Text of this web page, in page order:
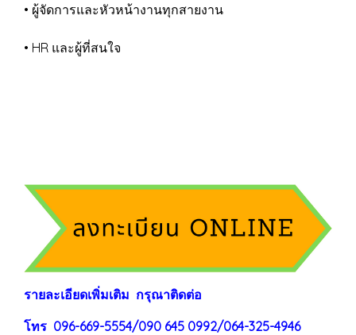
• ผู้จัดการและหัวหน้างานทุกสายงาน
• HR และผู้ที่สนใจ
รายละเอียดเพิ่มเติม กรุณาติดต่อ
โทร 096-669-5554/090 645 0992/064-325-4946